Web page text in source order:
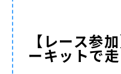
【レース参
ーキットで